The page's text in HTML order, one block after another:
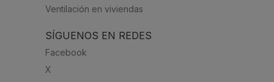
Ventilación en viviendas
SÍGUENOS EN REDES
Facebook
X